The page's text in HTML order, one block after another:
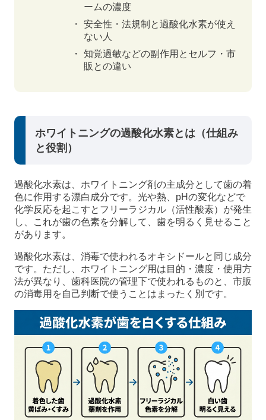
ームの濃度
安全性・法規制と過酸化水素が使え
ない人
知覚過敏などの副作用とセルフ・市
販との違い
ホワイトニングの過酸化水素とは（仕組み
と役割）
過酸化水素は、ホワイトニング剤の主成分として歯の着
色に作用する漂白成分です。光や熱、pHの変化などで
化学反応を起こすとフリーラジカル（活性酸素）が発生
し、これが歯の色素を分解して、歯を明るく見せること
があります。
過酸化水素は、消毒で使われるオキシドールと同じ成分
です。ただし、ホワイトニング用は目的・濃度・使用方
法が異なり、歯科医院の管理下で使われるものと、市販
の消毒用を自己判断で使うことはまったく別です。